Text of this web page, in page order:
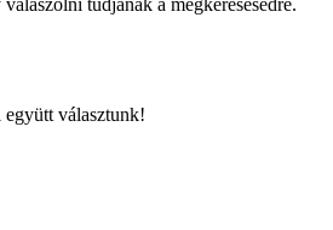
tudjanak a megkeresésedre.
választunk!